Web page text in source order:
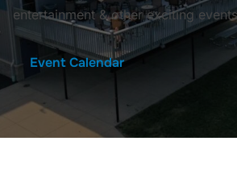
entertainment & other exciting
Event Calendar